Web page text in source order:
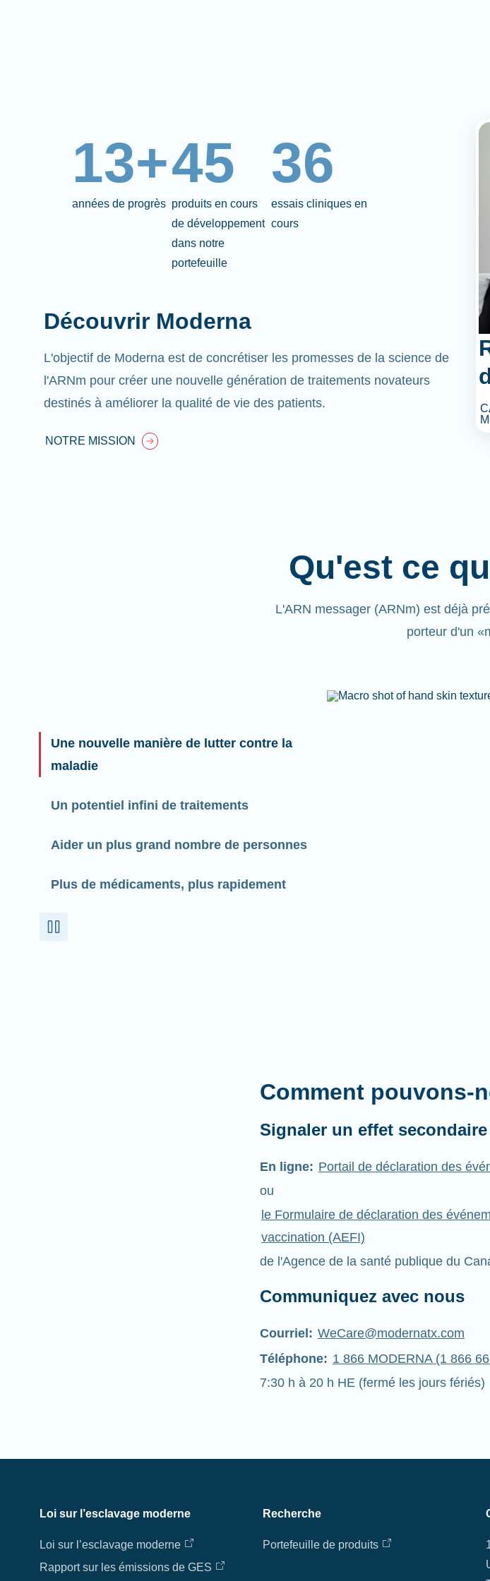
13+
années de progrès
45
produits en cours
de développement
dans notre
portefeuille
36
essais cliniques en
cours
Découvrir Moderna
L'objectif de Moderna est de concrétiser les promesses de la science de
l'ARNm pour créer une nouvelle génération de traitements novateurs
destinés à améliorer la qualité de vie des patients.
NOTRE MISSION
Qu'est ce
L'ARN messager (ARNm) est déjà
porteur d'un
Une nouvelle manière de lutter contre la
maladie
Un potentiel infini de traitements
Aider un plus grand nombre de personnes
Plus de médicaments, plus rapidement
Comment pouvons-
Signaler un effet secondaire
En ligne: Portail de déclaration des
ou
le Formulaire de déclaration des
vaccination (AEFI)
de l'Agence de la santé publique du
Communiquez avec nous
Courriel: WeCare@modernatx.com
Téléphone: 1 866 MODERNA (1 866
7:30 h à 20 h HE (fermé les jours fériés)
Loi sur l’esclavage moderne
Loi sur l’esclavage moderne
Rapport sur les émissions de GES
Recherche
Portefeuille de produits